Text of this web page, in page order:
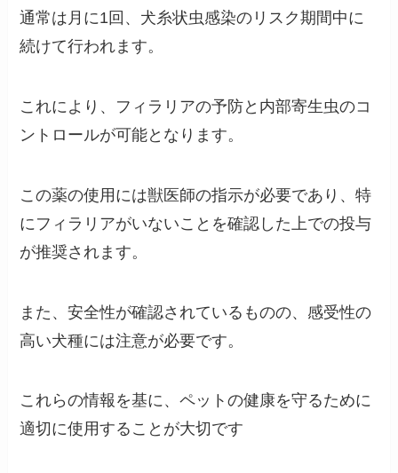
通常は月に1回、犬糸状虫感染のリスク期間中に
続けて行われます。
これにより、フィラリアの予防と内部寄生虫のコ
ントロールが可能となります。
この薬の使用には獣医師の指示が必要であり、特
にフィラリアがいないことを確認した上での投与
が推奨されます。
また、安全性が確認されているものの、感受性の
高い犬種には注意が必要です。
これらの情報を基に、ペットの健康を守るために
適切に使用することが大切です